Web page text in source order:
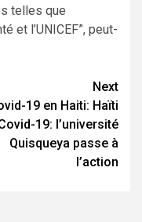
telles que
et l’UNICEF”, peut-
Next
19 en Haiti: Haïti
19: l’université
Quisqueya passe à
l’action